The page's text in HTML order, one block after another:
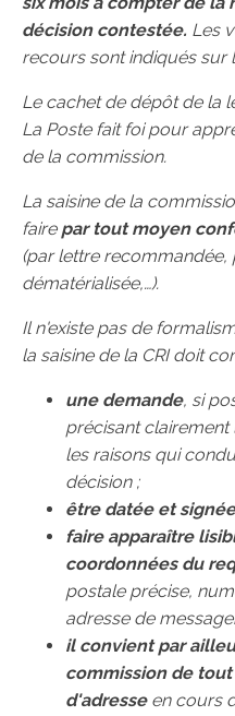
décision contestée. Les
recours sont indiqués sur
Le cachet de dépôt de la
La Poste fait foi pour
de la commission.
La saisine de la
fairepar tout moyen
(par lettre recommandée,
dématérialisée,…).
Il n'existe pas de
la saisine de la CRI doit
une demande, si
précisant
les raisons qui
décision ;
être datée et
faire apparaître
coordonnées du
postale précise,
adresse de
il convient par
commission de
d'adresseen cours